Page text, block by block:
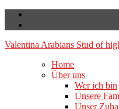
Valentina Arabians Stud of
Home
Über uns
Wer ich bin
Unsere
Unser